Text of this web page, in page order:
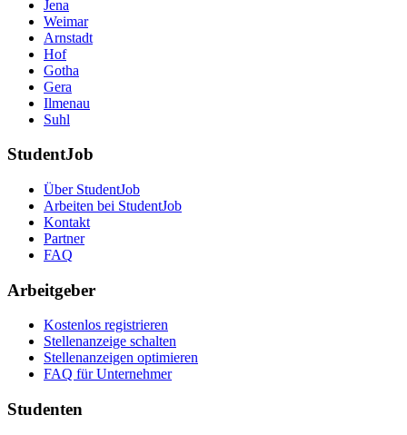
Jena
Weimar
Arnstadt
Hof
Gotha
Gera
Ilmenau
Suhl
StudentJob
Über StudentJob
Arbeiten bei StudentJob
Kontakt
Partner
FAQ
Arbeitgeber
Kostenlos registrieren
Stellenanzeige schalten
Stellenanzeigen optimieren
FAQ für Unternehmer
Studenten